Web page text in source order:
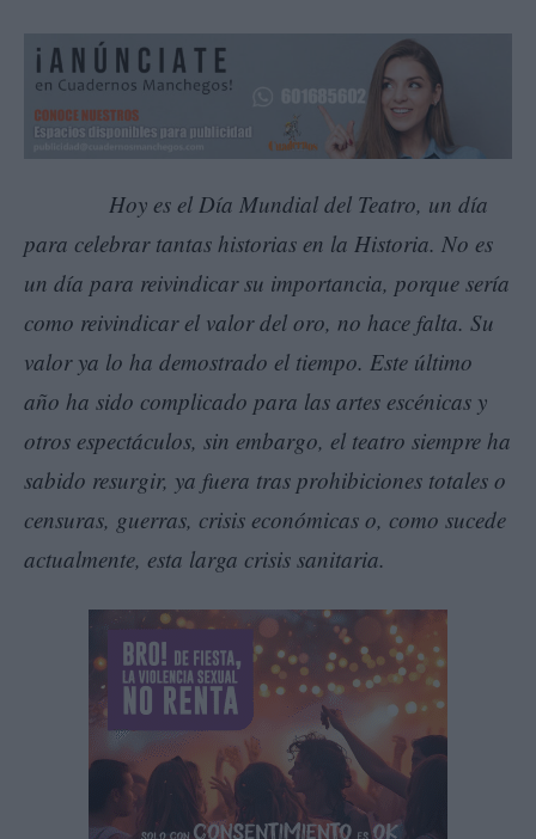
Hoy es el Día Mundial del Teatro, un día
para celebrar tantas historias en la Historia. No es
un día para reivindicar su importancia, porque sería
como reivindicar el valor del oro, no hace falta. Su
valor ya lo ha demostrado el tiempo. Este último
año ha sido complicado para las artes escénicas y
otros espectáculos, sin embargo, el teatro siempre ha
sabido resurgir, ya fuera tras prohibiciones totales o
censuras, guerras, crisis económicas o, como sucede
actualmente, esta larga crisis sanitaria.